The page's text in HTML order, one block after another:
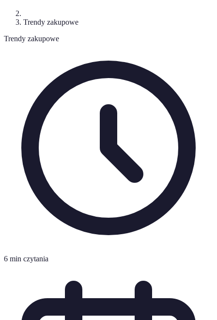
Trendy zakupowe
Trendy zakupowe
6 min czytania